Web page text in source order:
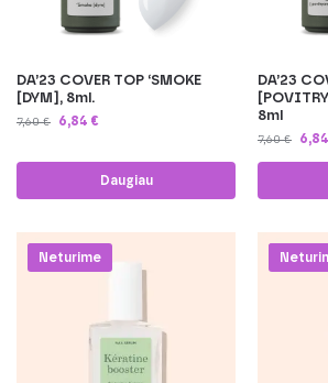
DA’23 COVER TOP ‘SMOKE
[DYM], 8ml.
7,60€ 6,84 €
Daugiau
DA’23
8ml
7,60€ 6,84
-15%
Neturime -15%